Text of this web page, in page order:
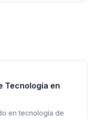
Tecnología en
en tecnología de